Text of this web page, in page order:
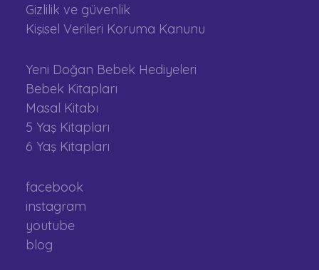
Gizlilik ve güvenlik
Kişisel Verileri Koruma Kanunu
Yeni Doğan Bebek Hediyeleri
Bebek Kitapları
Masal Kitabı
5 Yaş Kitapları
6 Yaş Kitapları
facebook
instagram
youtube
blog